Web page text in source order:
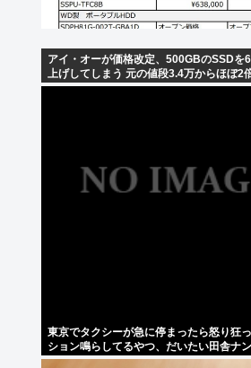
アイ・オーが価格改定、500GBのSSDを
上げしてしまう 元の値段3.4万からほぼ2
東京でタクシーが急に停まったら怒り狂
ション鳴らしてるやつ、だいたい田舎ナ